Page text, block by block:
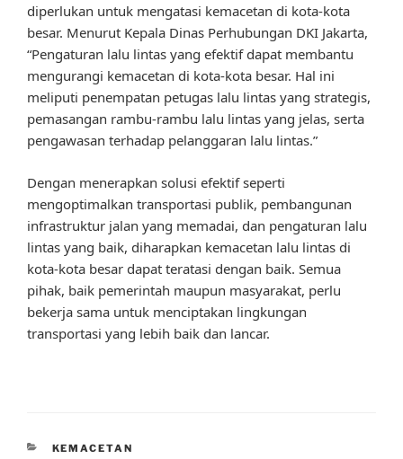
diperlukan untuk mengatasi kemacetan di kota-kota
besar. Menurut Kepala Dinas Perhubungan DKI Jakarta,
“Pengaturan lalu lintas yang efektif dapat membantu
mengurangi kemacetan di kota-kota besar. Hal ini
meliputi penempatan petugas lalu lintas yang strategis,
pemasangan rambu-rambu lalu lintas yang jelas, serta
pengawasan terhadap pelanggaran lalu lintas.”
Dengan menerapkan solusi efektif seperti
mengoptimalkan transportasi publik, pembangunan
infrastruktur jalan yang memadai, dan pengaturan lalu
lintas yang baik, diharapkan kemacetan lalu lintas di
kota-kota besar dapat teratasi dengan baik. Semua
pihak, baik pemerintah maupun masyarakat, perlu
bekerja sama untuk menciptakan lingkungan
transportasi yang lebih baik dan lancar.
CATEGORIES
KEMACETAN